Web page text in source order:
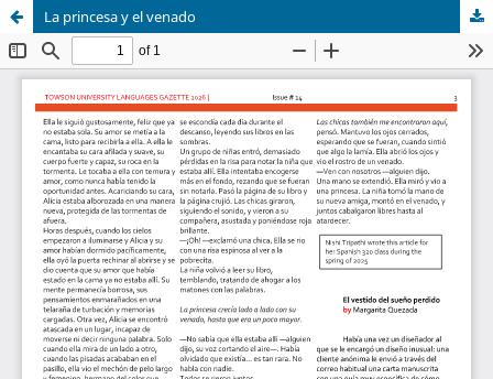
La princesa y el venado